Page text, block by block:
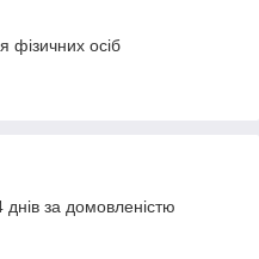
фізичних осіб
за домовленістю